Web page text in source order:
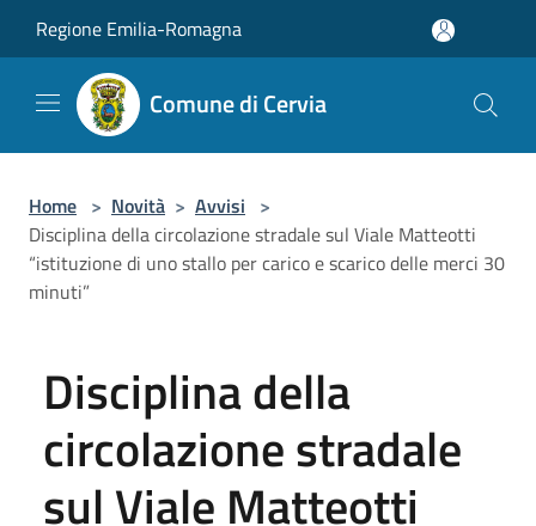
Regione Emilia-Romagna
Comune di Cervia
Home > Novità > Avvisi >
Disciplina della circolazione stradale sul Viale Matteotti
“istituzione di uno stallo per carico e scarico delle merci 30
minuti”
Disciplina della
circolazione stradale
sul Viale Matteotti